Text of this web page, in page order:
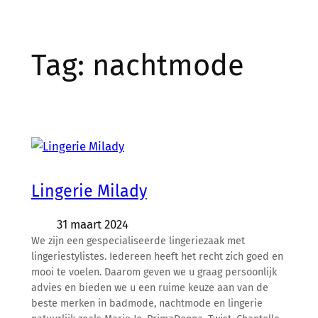
Tag: nachtmode
Lingerie Milady
31 maart 2024
We zijn een gespecialiseerde lingeriezaak met
lingeriestylistes. Iedereen heeft het recht zich goed en
mooi te voelen. Daarom geven we u graag persoonlijk
advies en bieden we u een ruime keuze aan van de
beste merken in badmode, nachtmode en lingerie